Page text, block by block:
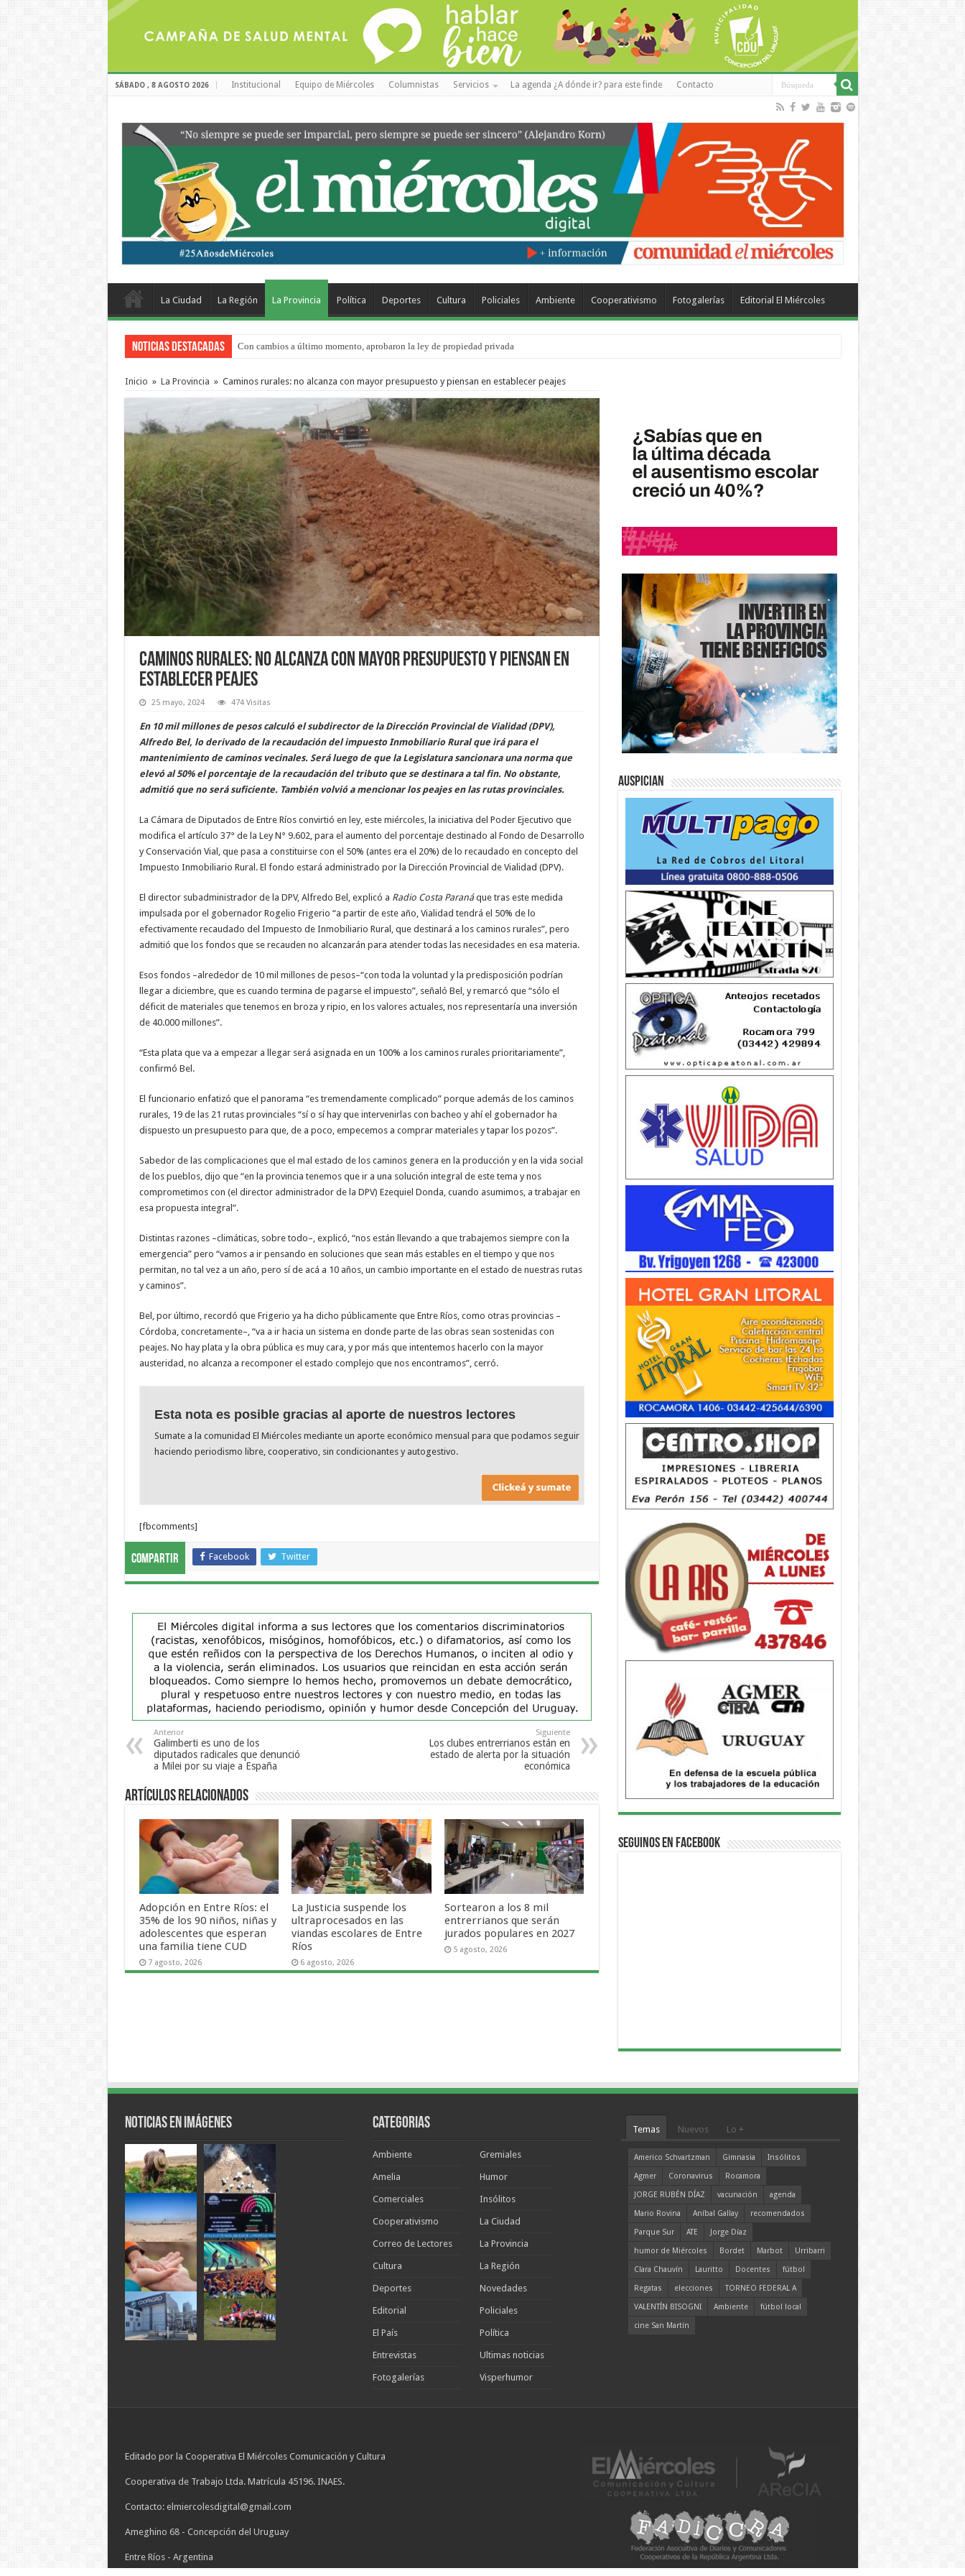
SÁBADO , 8 AGOSTO 2026 Institucional Equipo de Miércoles Columnistas Servicios La agenda ¿A dónde ir? para este finde Contacto
La Ciudad La Región La Provincia Política Deportes Cultura Policiales Ambiente Cooperativismo Fotogalerías Editorial El Miércoles
Noticias Destacadas Con cambios a último momento, aprobaron la ley de propiedad privada
Inicio » La Provincia » Caminos rurales: no alcanza con mayor presupuesto y piensan en establecer peajes
Caminos rurales: no alcanza con mayor presupuesto y piensan en
establecer peajes
25 mayo, 2024 474 Visitas
En 10 mil millones de pesos calculó el subdirector de la Dirección Provincial de Vialidad (DPV),
Alfredo Bel, lo derivado de la recaudación del impuesto Inmobiliario Rural que irá para el
mantenimiento de caminos vecinales. Será luego de que la Legislatura sancionara una norma que
elevó al 50% el porcentaje de la recaudación del tributo que se destinara a tal fin. No obstante,
admitió que no será suficiente. También volvió a mencionar los peajes en las rutas provinciales.
La Cámara de Diputados de Entre Ríos convirtió en ley, este miércoles, la iniciativa del Poder Ejecutivo que
modifica el artículo 37° de la Ley N° 9.602, para el aumento del porcentaje destinado al Fondo de Desarrollo
y Conservación Vial, que pasa a constituirse con el 50% (antes era el 20%) de lo recaudado en concepto del
Impuesto Inmobiliario Rural. El fondo estará administrado por la Dirección Provincial de Vialidad (DPV).
El director subadministrador de la DPV, Alfredo Bel, explicó a Radio Costa Paranáque tras este medida
impulsada por el gobernador Rogelio Frigerio “a partir de este año, Vialidad tendrá el 50% de lo
efectivamente recaudado del Impuesto de Inmobiliario Rural, que destinará a los caminos rurales”, pero
admitió que los fondos que se recauden no alcanzarán para atender todas las necesidades en esa materia.
Esos fondos –alrededor de 10 mil millones de pesos–“con toda la voluntad y la predisposición podrían
llegar a diciembre, que es cuando termina de pagarse el impuesto”, señaló Bel, y remarcó que “sólo el
déficit de materiales que tenemos en broza y ripio, en los valores actuales, nos representaría una inversión
de 40.000 millones”.
“Esta plata que va a empezar a llegar será asignada en un 100% a los caminos rurales prioritariamente”,
confirmó Bel.
El funcionario enfatizó que el panorama “es tremendamente complicado” porque además de los caminos
rurales, 19 de las 21 rutas provinciales “sí o sí hay que intervenirlas con bacheo y ahí el gobernador ha
dispuesto un presupuesto para que, de a poco, empecemos a comprar materiales y tapar los pozos”.
Sabedor de las complicaciones que el mal estado de los caminos genera en la producción y en la vida social
de los pueblos, dijo que “en la provincia tenemos que ir a una solución integral de este tema y nos
comprometimos con (el director administrador de la DPV) Ezequiel Donda, cuando asumimos, a trabajar en
esa propuesta integral”.
Distintas razones –climáticas, sobre todo–, explicó, “nos están llevando a que trabajemos siempre con la
emergencia” pero “vamos a ir pensando en soluciones que sean más estables en el tiempo y que nos
permitan, no tal vez a un año, pero sí de acá a 10 años, un cambio importante en el estado de nuestras rutas
y caminos”.
Bel, por último, recordó que Frigerio ya ha dicho públicamente que Entre Ríos, como otras provincias –
Córdoba, concretamente–, “va a ir hacia un sistema en donde parte de las obras sean sostenidas con
peajes. No hay plata y la obra pública es muy cara, y por más que intentemos hacerlo con la mayor
austeridad, no alcanza a recomponer el estado complejo que nos encontramos”, cerró.
Esta nota es posible gracias al aporte de nuestros lectores
Sumate a la comunidad El Miércoles mediante un aporte económico mensual para que podamos seguir
haciendo periodismo libre, cooperativo, sin condicionantes y autogestivo.
[fbcomments]
Compartir Facebook Twitter
Anterior
Galimberti es uno de los
diputados radicales que denunció
a Milei por su viaje a España
Siguiente
Los clubes entrerrianos están en
estado de alerta por la situación
económica
Artículos Relacionados
Adopción en Entre Ríos: el
35% de los 90 niños, niñas y
adolescentes que esperan
una familia tiene CUD
7 agosto, 2026
La Justicia suspende los
ultraprocesados en las
viandas escolares de Entre
Ríos
6 agosto, 2026
Sortearon a los 8 mil
entrerrianos que serán
jurados populares en 2027
5 agosto, 2026
Auspician
Seguinos en Facebook
Noticias en Imágenes Categorias
Ambiente
Amelia
Comerciales
Cooperativismo
Correo de Lectores
Cultura
Deportes
Editorial
El País
Entrevistas
Fotogalerías
Gremiales
Humor
Insólitos
La Ciudad
La Provincia
La Región
Novedades
Policiales
Política
Ultimas noticias
Visperhumor
Temas Nuevos Lo +
Americo Schvartzman Gimnasia
Insólitos
Agmer
Coronavirus
Rocamora
JORGE RUBÉN DÍAZ
vacunación
agenda
Mario Rovina
Aníbal Gallay
recomendados
Parque Sur
ATE
Jorge Díaz
humor de Miércoles
Bordet Marbot
Urribarri
Clara Chauvín
Lauritto Docentes
fútbol
Regatas
elecciones
TORNEO FEDERAL A
VALENTÍN BISOGNI
Ambiente
fútbol local
cine San Martín
Editado por la Cooperativa El Miércoles Comunicación y Cultura
Cooperativa de Trabajo Ltda. Matrícula 45196. INAES.
Contacto: elmiercolesdigital@gmail.com
Ameghino 68 - Concepción del Uruguay
Entre Ríos - Argentina